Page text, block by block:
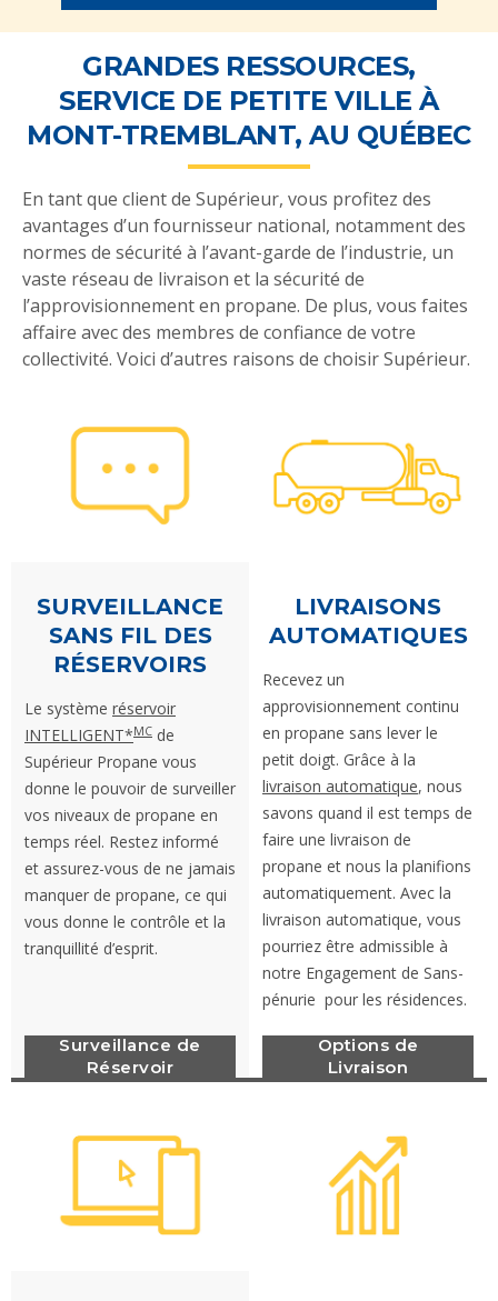
GRANDES RESSOURCES,
SERVICE DE PETITE VILLE À
MONT-TREMBLANT, AU QUÉBEC
En tant que client de Supérieur, vous profitez des
avantages d’un fournisseur national, notamment des
normes de sécurité à l’avant-garde de l’industrie, un
vaste réseau de livraison et la sécurité de
l’approvisionnement en propane. De plus, vous faites
affaire avec des membres de confiance de votre
collectivité. Voici d’autres raisons de choisir Supérieur.
SURVEILLANCE
SANS FIL DES
RÉSERVOIRS
Le système réservoir
INTELLIGENT*MC de
Supérieur Propane vous
donne le pouvoir de surveiller
vos niveaux de propane en
temps réel. Restez informé
et assurez-vous de ne jamais
manquer de propane, ce qui
vous donne le contrôle et la
tranquillité d’esprit.
Surveillance de
Réservoir
LIVRAISONS
AUTOMATIQUES
Recevez un
approvisionnement continu
en propane sans lever le
petit doigt. Grâce à la
livraison automatique, nous
savons quand il est temps de
faire une livraison de
propane et nous la planifions
automatiquement. Avec la
livraison automatique, vous
pourriez être admissible à
notre Engagement de Sans-
pénurie pour les résidences.
Options de
Livraison